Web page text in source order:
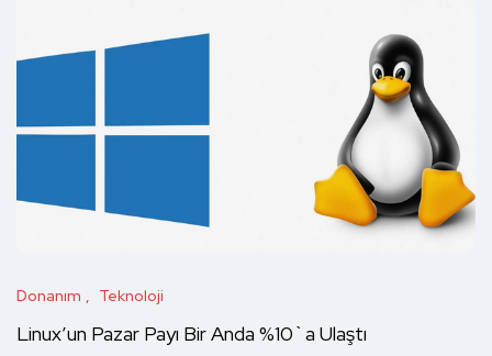
Donanım Teknoloji
Linux’un Pazar Payı Bir Anda %10`a Ulaştı